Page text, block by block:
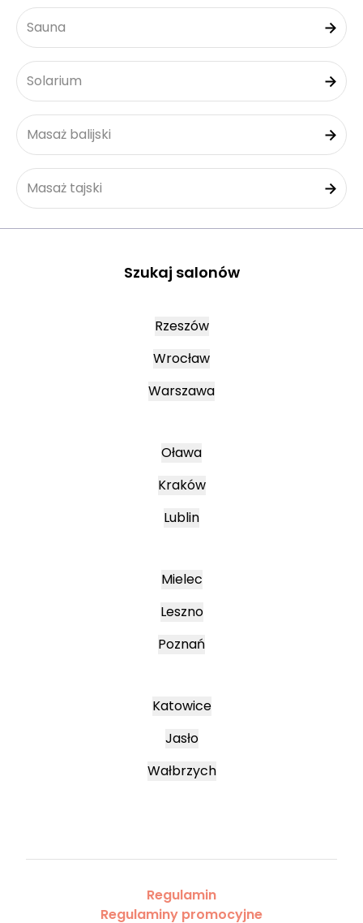
Sauna
Solarium
Masaż balijski
Masaż tajski
Szukaj salonów
Rzeszów
Wrocław
Warszawa
Oława
Kraków
Lublin
Mielec
Leszno
Poznań
Katowice
Jasło
Wałbrzych
Regulamin
Regulaminy promocyjne